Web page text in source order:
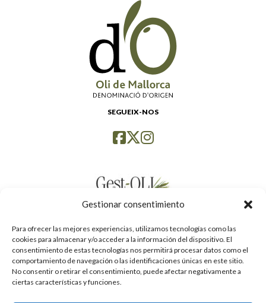
Gestionar consentimiento
Para ofrecer las mejores experiencias, utilizamos tecnologías como las
cookies para almacenar y/o acceder a la información del dispositivo. El
consentimiento de estas tecnologías nos permitirá procesar datos como el
comportamiento de navegación o las identificaciones únicas en este sitio.
No consentir o retirar el consentimiento, puede afectar negativamente a
ciertas características y funciones.
SEGUEIX-NOS